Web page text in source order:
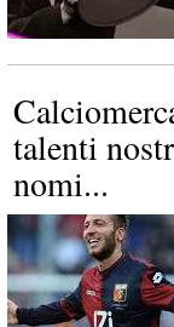
talenti
nomi...